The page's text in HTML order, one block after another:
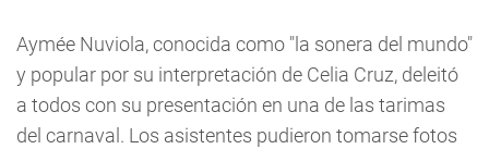
Aymée Nuviola, conocida como "la sonera del mundo"
y popular por su interpretación de Celia Cruz, deleitó
a todos con su presentación en una de las tarimas
del carnaval. Los asistentes pudieron tomarse fotos